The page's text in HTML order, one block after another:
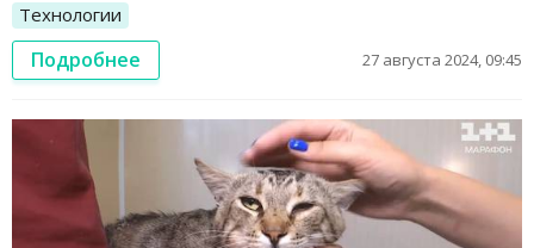
Технологии
Подробнее 27 августа 2024, 09:45